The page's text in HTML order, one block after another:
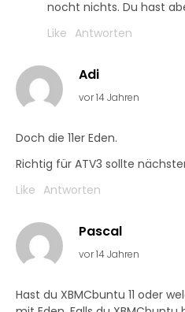
nocht nichts. Du hast
Like Antworten
Adi
vor 14 Jahren
Doch die 11er Eden.
Richtig für ATV3 sollte
Like Antworten
Pascal
vor 14 Jahren
Hast du XBMCbuntu 11 oder